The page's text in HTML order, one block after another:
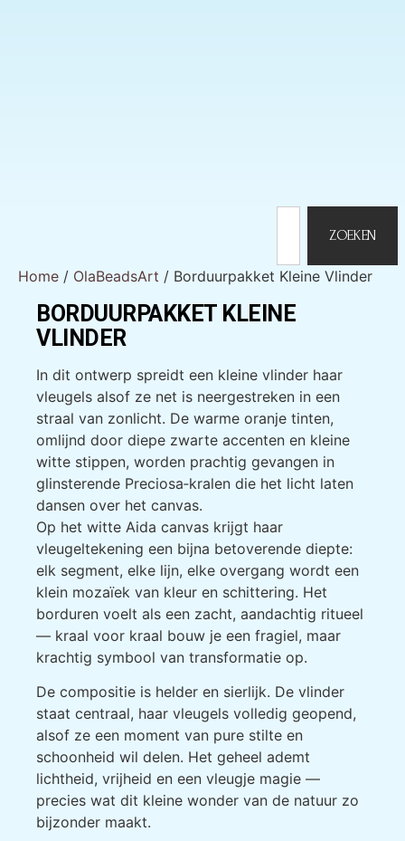
ZOEKEN
Home / OlaBeadsArt / Borduurpakket Kleine Vlinder
BORDUURPAKKET KLEINE
VLINDER
In dit ontwerp spreidt een kleine vlinder haar
vleugels alsof ze net is neergestreken in een
straal van zonlicht. De warme oranje tinten,
omlijnd door diepe zwarte accenten en kleine
witte stippen, worden prachtig gevangen in
glinsterende Preciosa‑kralen die het licht laten
dansen over het canvas.
Op het witte Aida canvas krijgt haar
vleugeltekening een bijna betoverende diepte:
elk segment, elke lijn, elke overgang wordt een
klein mozaïek van kleur en schittering. Het
borduren voelt als een zacht, aandachtig ritueel
— kraal voor kraal bouw je een fragiel, maar
krachtig symbool van transformatie op.
De compositie is helder en sierlijk. De vlinder
staat centraal, haar vleugels volledig geopend,
alsof ze een moment van pure stilte en
schoonheid wil delen. Het geheel ademt
lichtheid, vrijheid en een vleugje magie —
precies wat dit kleine wonder van de natuur zo
bijzonder maakt.